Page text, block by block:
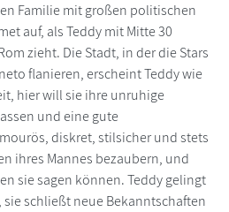
Familie mit großen politischen
auf, als Teddy mit Mitte 30
zieht. Die Stadt, in der die Stars
flanieren, erscheint Teddy wie
hier will sie ihre unruhige
und eine gute
diskret, stilsicher und stets
ihres Mannes bezaubern, und
sie sagen können. Teddy gelingt
schließt neue Bekanntschaften